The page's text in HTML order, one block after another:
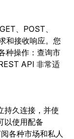
、POST、
和接收响应。您
种操作：查询市
API 非常适
持久连接，并使
以使用配备
各种市场和私人